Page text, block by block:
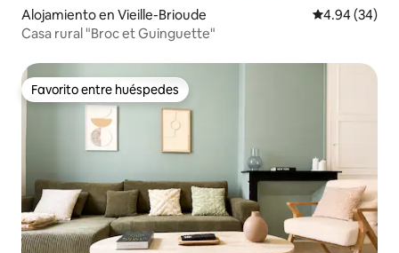
Alojamiento en Vieille-Brioude Calificación
4.94 (34)
Casa rural "Broc et Guinguette"
Favorito entre huéspedes
Favorito entre huéspedes